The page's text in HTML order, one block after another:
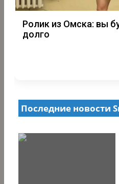
Ролик из Омска: вы
долго